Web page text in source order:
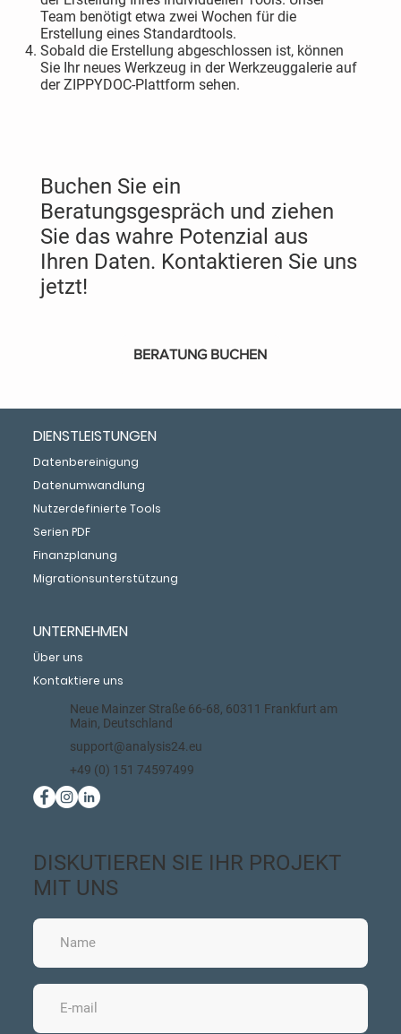
Buchen Sie ein
Beratungsgespräch und ziehen
Sie das wahre Potenzial aus
Ihren Daten. Kontaktieren Sie uns
jetzt!
BERATUNG BUCHEN
Team benötigt etwa zwei Wochen für die
Erstellung eines Standardtools.
Sobald die Erstellung abgeschlossen ist, können
Sie Ihr neues Werkzeug in der Werkzeuggalerie auf
der ZIPPYDOC-Plattform sehen.
DISKUTIEREN SIE IHR PROJEKT
MIT UNS
DIENSTLEISTUNGEN
Datenbereinigung
Datenumwandlung
Nutzerdefinierte Tools
Serien PDF
Finanzplanung
Migrationsunterstützung
UNTERNEHMEN
Über uns
Kontaktiere uns
Neue Mainzer Straße 66-68, 60311 Frankfurt am
Main, Deutschland
support@analysis24.eu
+49 (0) 151 74597499